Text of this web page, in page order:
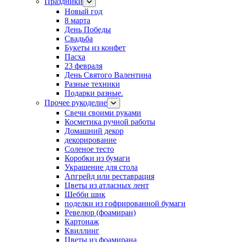
Новый год
8 марта
День Победы
Свадьба
Букеты из конфет
Пасха
23 февраля
День Святого Валентина
Разные техники
Подарки разные.
Прочее рукоделие
Свечи своими руками
Косметика ручной работы
Домашний декор
декорирование
Соленое тесто
Коробки из бумаги
Украшение для стола
Апгрейд или реставрация
Цветы из атласных лент
Шебби шик
поделки из гофрированной бумаги
Ревелюр (фоамиран)
Картонаж
Квиллинг
Цветы из фоамирана